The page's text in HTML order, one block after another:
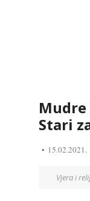
Stari
15.02.2021.
Vjera i